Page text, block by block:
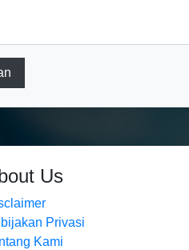
Us
Privasi
Kami